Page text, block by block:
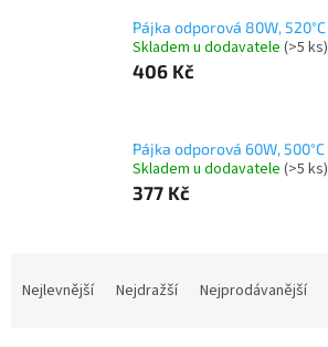
Pájka odporová 80W, 520°C
Skladem u dodavatele (>5 ks)
406 Kč
Pájka odporová 60W, 500°C
Skladem u dodavatele (>5 ks)
377 Kč
Nejlevnější Nejdražší Nejprodávanější